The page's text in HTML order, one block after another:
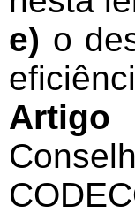
e) o
Artigo